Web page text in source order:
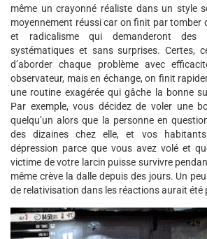
même un crayonné réaliste dans un style
moyennement réussi car on finit par tomber
et radicalisme qui demanderont des
systématiques et sans surprises. Certes,
d’aborder chaque problème avec
observateur, mais en échange, on finit
une routine exagérée qui gâche la bonne
Par exemple, vous décidez de voler une
quelqu’un alors que la personne en
des dizaines chez elle, et vos
dépression parce que vous avez volé et
victime de votre larcin puisse survivre
même crève la dalle depuis des jours. Un
de relativisation dans les réactions aurait été